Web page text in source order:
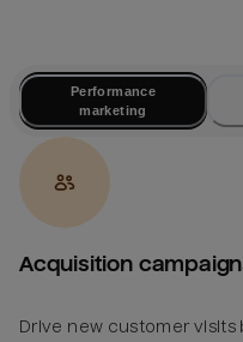
Performance
marketing
Acquisition
Drive new customer